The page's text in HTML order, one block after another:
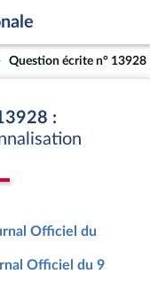
Question écrite n° 13928
:
Officiel du
Officiel du 9